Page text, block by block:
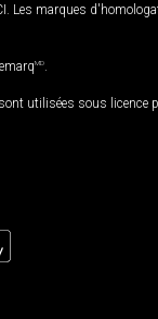
Les marques
MD
utilisées sous